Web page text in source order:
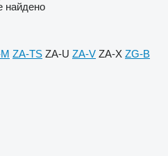
найдено
ZA-TS ZA-U ZA-V ZA-X ZG-B